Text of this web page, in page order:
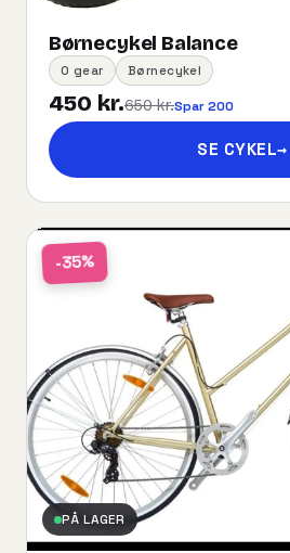
Børnecykel Balance
0 gear Børnecykel
450 kr.650 kr.Spar 200
SE CYKEL→
-35%
PÅ LAGER